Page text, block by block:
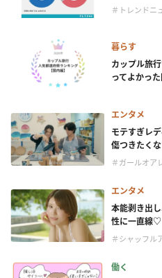
＃トレンドニ
暮らす
カップル旅
ってよかっ
エンタメ
モテすぎレ
傷つきたく
＃ガールオア
エンタメ
本能剥き出
性に一直線
＃シャッフル
働く